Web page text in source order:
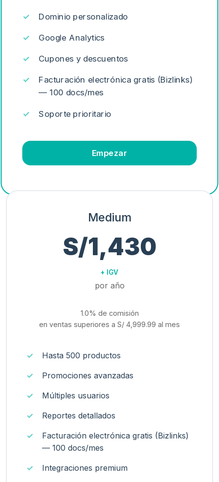
Dominio personalizado
Google Analytics
Cupones y descuentos
Facturación electrónica gratis (Bizlinks)
— 100 docs/mes
Soporte prioritario
Empezar
Medium
S/1,430
+ IGV
por año
1.0% de comisión
en ventas superiores a S/ 4,999.99 al mes
Hasta 500 productos
Promociones avanzadas
Múltiples usuarios
Reportes detallados
Facturación electrónica gratis (Bizlinks)
— 100 docs/mes
Integraciones premium